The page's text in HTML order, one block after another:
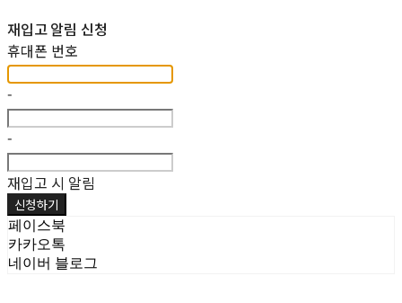
재입고 알림 신청
휴대폰 번호
-
-
재입고 시 알림
신청하기
페이스북
카카오톡
네이버 블로그